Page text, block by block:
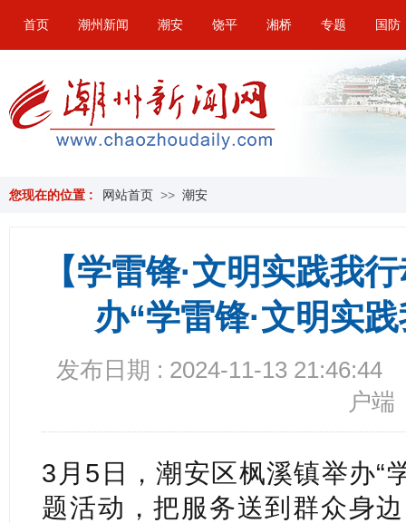
首页 潮州新闻 潮安 饶平 湘桥 专题 国防
您现在的位置 : 网站首页 >> 潮安
【学雷锋·文明实践我
办“学雷锋·文明实
发布日期 : 2024-11-13 21:46:44
户端
3月5日，潮安区枫溪镇举办“
题活动，把服务送到群众身